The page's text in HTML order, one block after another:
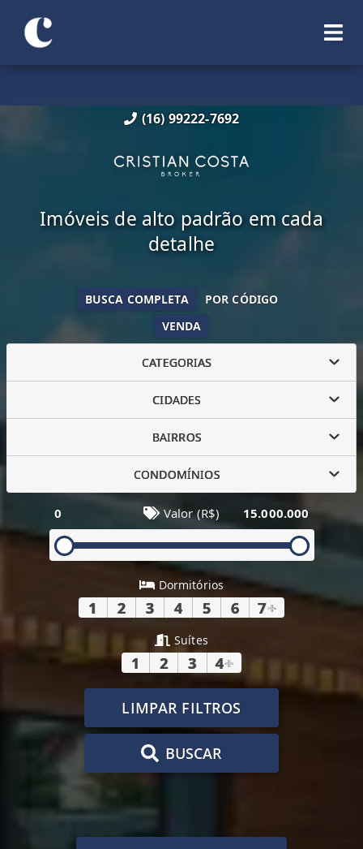
(16) 99222-7692
Imóveis de alto padrão em cada
detalhe
VENDA
BUSCA COMPLETA POR CÓDIGO
CATEGORIAS
CIDADES
BAIRROS
CONDOMÍNIOS
0 Valor (R$) 15.000.000
Dormitórios
1 2 3 4 5 6 7+
Suítes
1 2 3 4+
LIMPAR FILTROS
BUSCAR